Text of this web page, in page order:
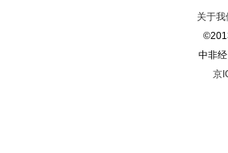
关于我
中非
京